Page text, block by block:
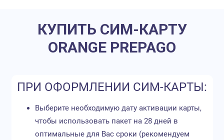
КУПИТЬ СИМ-КАРТУ
ORANGE PREPAGO
ПРИ ОФОРМЛЕНИИ СИМ-КАРТЫ:
Выберите необходимую дату активации карты,
чтобы использовать пакет на 28 дней в
оптимальные для Вас сроки (рекомендуем